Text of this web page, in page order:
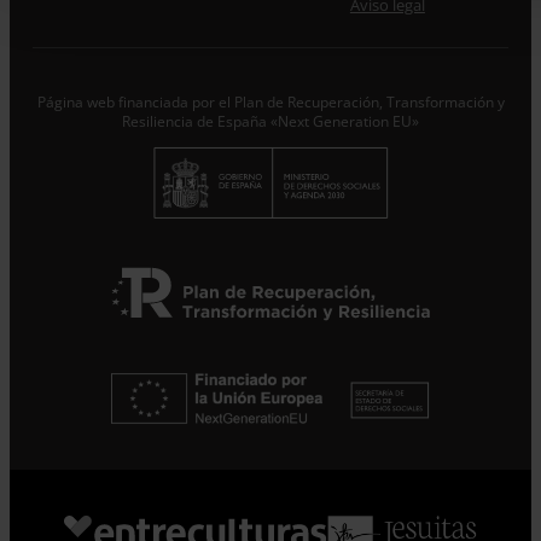
Responsable del tratamiento con la finalidad de…Seguir
Aviso legal
Página web financiada por el Plan de Recuperación, Transformación y
Resiliencia de España «Next Generation EU»